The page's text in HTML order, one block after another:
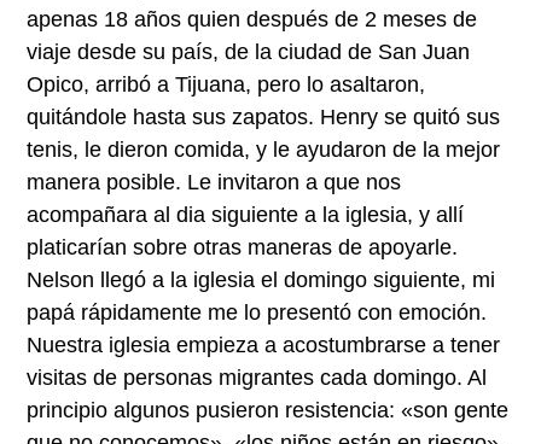
apenas 18 años quien después de 2 meses de
viaje desde su país, de la ciudad de San Juan
Opico, arribó a Tijuana, pero lo asaltaron,
quitándole hasta sus zapatos. Henry se quitó sus
tenis, le dieron comida, y le ayudaron de la mejor
manera posible. Le invitaron a que nos
acompañara al dia siguiente a la iglesia, y allí
platicarían sobre otras maneras de apoyarle.
Nelson llegó a la iglesia el domingo siguiente, mi
papá rápidamente me lo presentó con emoción.
Nuestra iglesia empieza a acostumbrarse a tener
visitas de personas migrantes cada domingo. Al
principio algunos pusieron resistencia: «son gente